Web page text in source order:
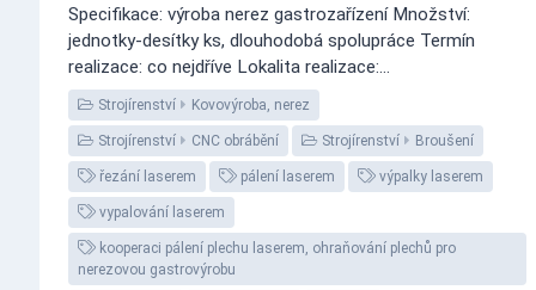
Specifikace: výroba nerez gastrozařízení Množství:
jednotky-desítky ks, dlouhodobá spolupráce Termín
realizace: co nejdříve Lokalita realizace:...
Strojírenství Kovovýroba, nerez
Strojírenství CNC obrábění Strojírenství Broušení
řezání laserem pálení laserem výpalky laserem
vypalování laserem
kooperaci pálení plechu laserem, ohraňování plechů pro
nerezovou gastrovýrobu